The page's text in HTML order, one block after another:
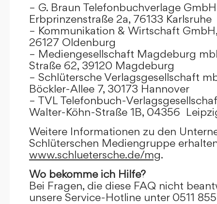
– G. Braun Telefonbuchverlage GmbH
Erbprinzenstraße 2a, 76133 Karlsruhe
– Kommunikation & Wirtschaft
26127 Oldenburg
– Mediengesellschaft Magdeburg
Straße 62, 39120 Magdeburg
– Schlütersche Verlagsgesellschaft
Böckler-Allee 7, 30173 Hannover
– TVL Telefonbuch-
Walter-Köhn-Straße 1B, 04356
Weitere Informationen zu den
Schlüterschen Mediengruppe
www.schluetersche.de/mg.
Wo bekomme ich Hilfe?
Bei Fragen, die diese FAQ nicht
unsere Service-Hotline unter 0511